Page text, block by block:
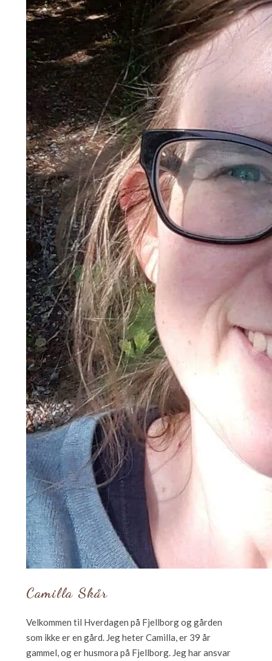
Camilla Skår
Velkommen til Hverdagen på Fjellborg og gården
som ikke er en gård. Jeg heter Camilla, er 39 år
gammel, og er husmora på Fjellborg. Jeg har ansvar